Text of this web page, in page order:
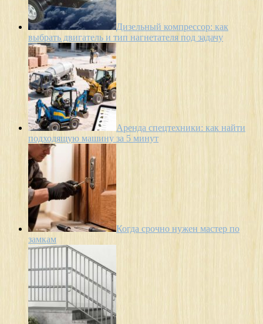
Дизельный компрессор: как
выбрать двигатель и тип нагнетателя под задачу
Аренда спецтехники: как найти
подходящую машину за 5 минут
Когда срочно нужен мастер по
замкам